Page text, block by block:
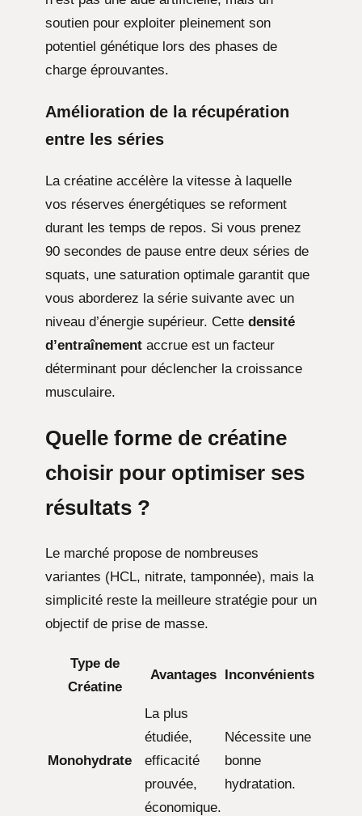
soutien pour exploiter pleinement son
potentiel génétique lors des phases de
charge éprouvantes.
Amélioration de la récupération
entre les séries
La créatine accélère la vitesse à laquelle
vos réserves énergétiques se reforment
durant les temps de repos. Si vous prenez
90 secondes de pause entre deux séries de
squats, une saturation optimale garantit que
vous aborderez la série suivante avec un
niveau d’énergie supérieur. Cette densité
d’entraînement accrue est un facteur
déterminant pour déclencher la croissance
musculaire.
Quelle forme de créatine
choisir pour optimiser ses
résultats ?
Le marché propose de nombreuses
variantes (HCL, nitrate, tamponnée), mais la
simplicité reste la meilleure stratégie pour un
objectif de prise de masse.
Type de
Créatine
Avantages Inconvénients
Monohydrate
La plus
étudiée,
efficacité
prouvée,
économique.
Nécessite une
bonne
hydratation.